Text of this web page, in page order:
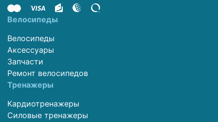
Велосипеды
Велосипеды
Аксессуары
Запчасти
Ремонт велосипедов
Тренажеры
Кардиотренажеры
Силовые тренажеры